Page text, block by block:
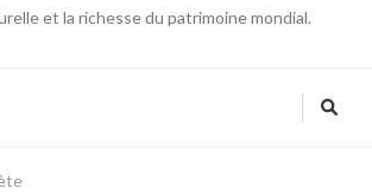
et la richesse du patrimoine mondial.